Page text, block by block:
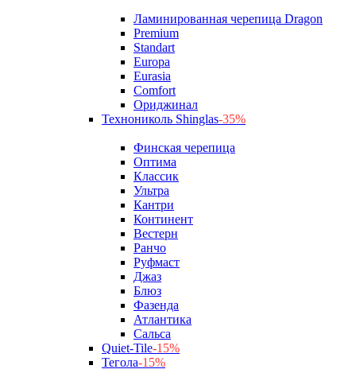
Ламинированная черепица Dragon
Premium
Standart
Europa
Eurasia
Comfort
Ориджинал
Технониколь Shinglas-35%
Финская черепица
Оптима
Классик
Ультра
Кантри
Континент
Вестерн
Ранчо
Руфмаст
Джаз
Блюз
Фазенда
Атлантика
Сальса
Quiet-Tile-15%
Тегола-15%